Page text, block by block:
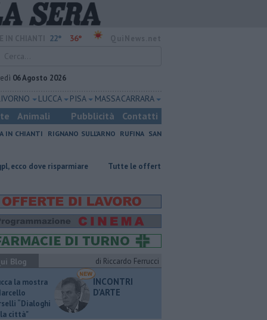
22° 36°
06 Agosto 2026
LUCCA PISA MASSA CARRARA
Animali Pubblicità Contatti
IN CHIANTI RIGNANO SULL'ARNO RUFINA SAN
​Tutte le offerte di lavoro in provincia di Firenze
Blog di Riccardo Ferrucci
la mostra
“Dialoghi
città"
INCONTRI
D'ARTE